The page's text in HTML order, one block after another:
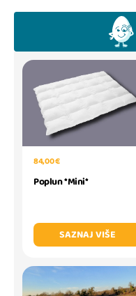
84,00 €
Poplun *Mini*
SAZNAJ VIŠE